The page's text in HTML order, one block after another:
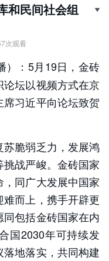
和民间社会组
次观看
）：5月19日，金砖
坛以视频方式在京
习近平向论坛致贺
脆弱乏力，发展鸿
战严峻。金砖国家
同广大发展中国家
而上，携手开辟更
包括金砖国家在内
国2030年可持续发
地落实，共同构建